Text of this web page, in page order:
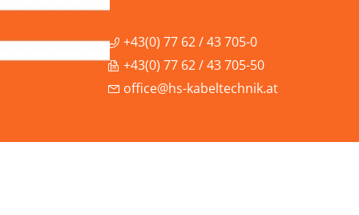
+43(0) 77 62 / 43 705-0
+43(0) 77 62 / 43 705-50
office@hs-kabeltechnik.at